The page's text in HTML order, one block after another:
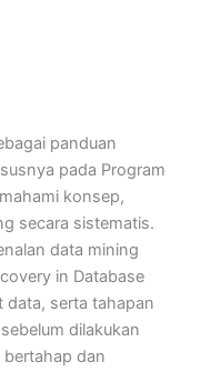
panduan
pada Program
konsep,
secara sistematis.
data mining
in Database
data, serta tahapan
dilakukan
bertahap dan